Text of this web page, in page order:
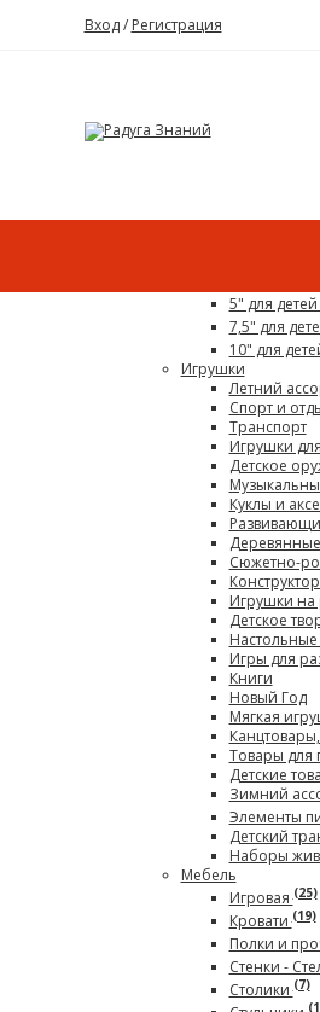
Вход/ Регистрация
5" для
7,5" для
10" для
Игрушки
Летний
Спорт и
Транспорт
Игрушки
Детское
Куклы и
Сюжетно-
Игрушки на
Детское
Игры для
Книги
Новый Год
Мягкая
Товары для
Детские
Зимний
Элементы
Детский
Наборы
Мебель
Игровая(25)
Кровати(19)
Полки и
Стенки -
Столики(7)